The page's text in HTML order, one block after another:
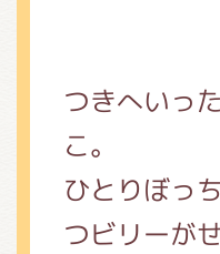
つきへいっ
こ。
ひとりぼっ
つビリーが